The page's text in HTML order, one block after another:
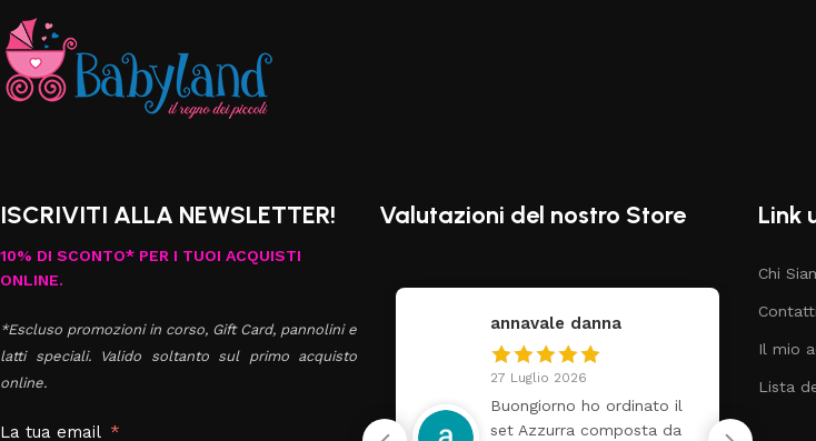
ISCRIVITI ALLA NEWSLETTER!
10% DI SCONTO* PER I TUOI ACQUISTI
ONLINE.
*Escluso promozioni in corso, Gift Card, pannolini e
latti speciali. Valido soltanto sul primo acquisto
online.
La tua email
Valutazioni del nostro Store
annavale danna federica
24 Luglio 2026
Tutti perfetto! Ho ordinato
un lettino che é arrivato
Link
Chi
Contatti
Il mio
Lista